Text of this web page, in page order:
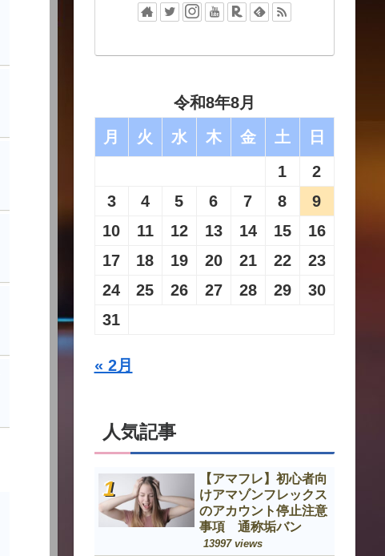
令和8年8月
月
火 水 木 金 土
日
1
2
3
4 5 6 7 8
9
10
11 12 13 14 15
16
17
18 19 20 21 22
23
24
25 26 27 28 29
30
31
« 2月
人気記事
【アマフレ】初心者向
けアマゾンフレックス
のアカウント停止注意
事項 通称垢バン
13997 views